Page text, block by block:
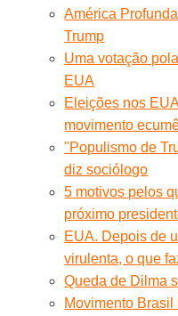
América
Trump
Uma votação
EUA
Eleições nos
movimento
"Populismo de
diz sociólogo
5 motivos pelos
próximo
EUA. Depois de
virulenta, o que
Queda de Dilma
Movimento